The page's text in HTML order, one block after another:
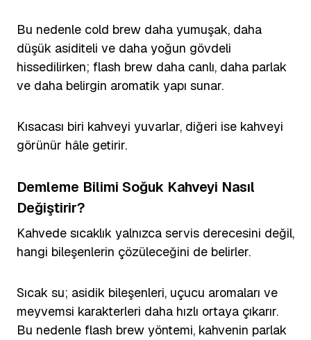
Bu nedenle cold brew daha yumuşak, daha
düşük asiditeli ve daha yoğun gövdeli
hissedilirken; flash brew daha canlı, daha parlak
ve daha belirgin aromatik yapı sunar.
Kısacası biri kahveyi yuvarlar, diğeri ise kahveyi
görünür hâle getirir.
Demleme Bilimi Soğuk Kahveyi Nasıl
Değiştirir?
Kahvede sıcaklık yalnızca servis derecesini değil,
hangi bileşenlerin çözüleceğini de belirler.
Sıcak su; asidik bileşenleri, uçucu aromaları ve
meyvemsi karakterleri daha hızlı ortaya çıkarır.
Bu nedenle flash brew yöntemi, kahvenin parlak